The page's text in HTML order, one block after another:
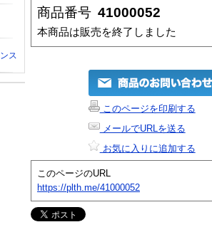
商品番号 41000052
本商品は販売を終了しました
このページを印刷する
メールでURLを送る
お気に入りに追加する
このページのURL
https://plth.me/41000052
ス